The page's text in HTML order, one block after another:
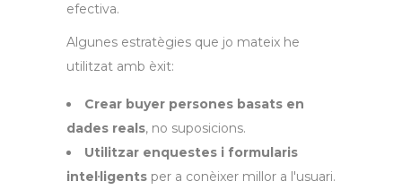
efectiva.
Algunes estratègies que jo mateix he
utilitzat amb èxit:
Crear buyer persones basats en
dades reals, no suposicions.
Utilitzar enquestes i formularis
intel·ligents per a conèixer millor a l'usuari.